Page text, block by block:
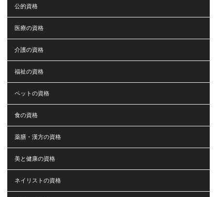
公的資格
医療の資格
介護の資格
福祉の資格
ペットの資格
食の資格
薬膳・漢方の資格
美と健康の資格
ネイリストの資格